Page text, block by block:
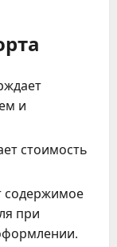
и
стоимость
содержимое
при